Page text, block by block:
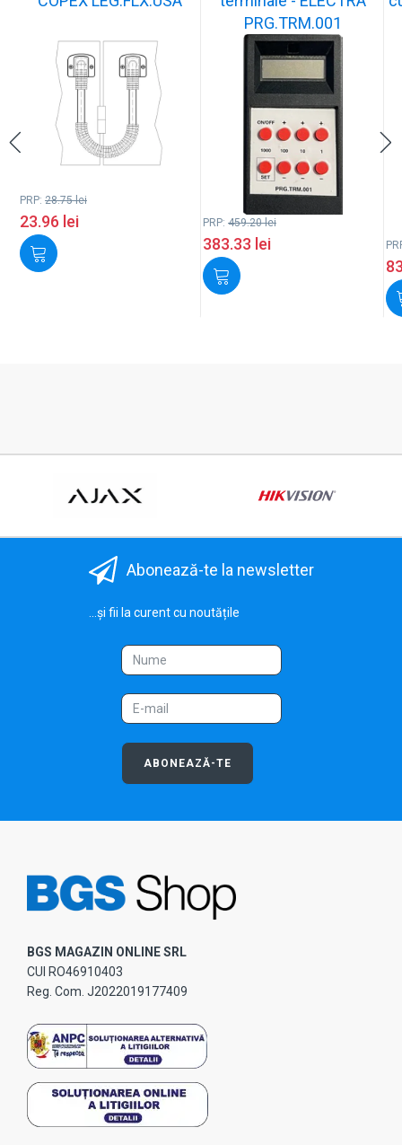
PRP: 28.75lei
23.96 lei
PRG.TRM.001
PRP: 459.20lei
383.33 lei
Abonează-te la newsletter
...și fii la curent cu noutățile
ABONEAZĂ-TE
BGS MAGAZIN ONLINE SRL
CUI RO46910403
Reg. Com. J2022019177409